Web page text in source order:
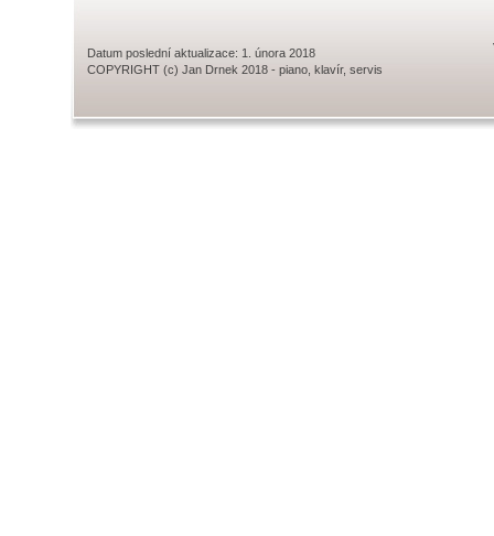
Datum poslední aktualizace: 1. února 2018
COPYRIGHT (c) Jan Drnek 2018 - piano, klavír, servis